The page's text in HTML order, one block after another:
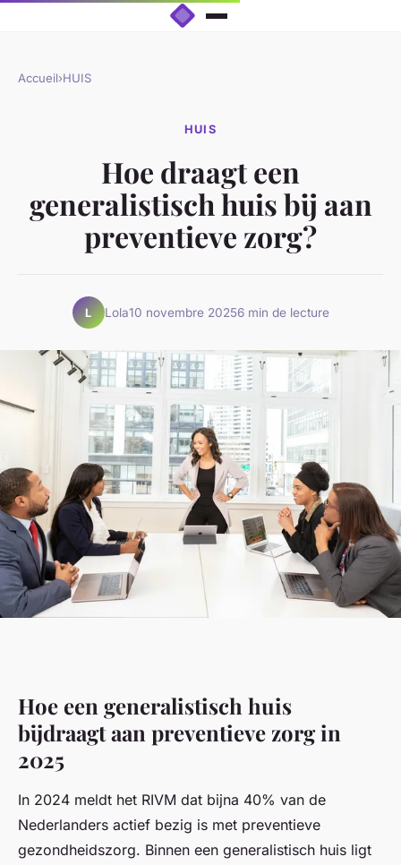
Accueil›HUIS
HUIS
Hoe draagt een
generalistisch huis bij aan
preventieve zorg?
L Lola10 novembre 20256 min de lecture
Hoe een generalistisch huis
bijdraagt aan preventieve zorg in
2025
In 2024 meldt het RIVM dat bijna 40% van de
Nederlanders actief bezig is met preventieve
gezondheidszorg. Binnen een generalistisch huis ligt